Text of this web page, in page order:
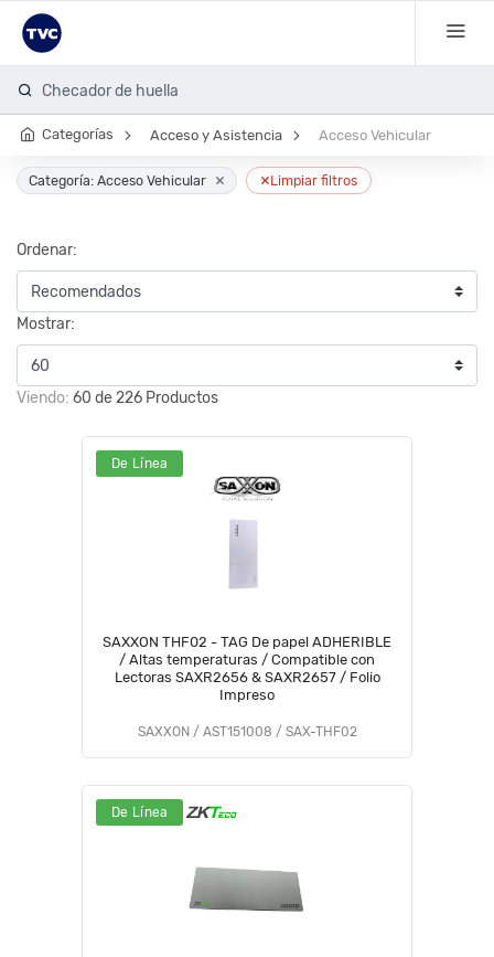
Checador de huella
Categorías Acceso y Asistencia Acceso Vehicular
Categoría: Acceso Vehicular × ×Limpiar filtros
Ordenar:
Mostrar:
Viendo: 60 de 226 Productos
De Línea
SAXXON THF02 - TAG De papel ADHERIBLE
/ Altas temperaturas / Compatible con
Lectoras SAXR2656 & SAXR2657 / Folio
Impreso
SAXXON / AST151008 / SAX-THF02
De Línea